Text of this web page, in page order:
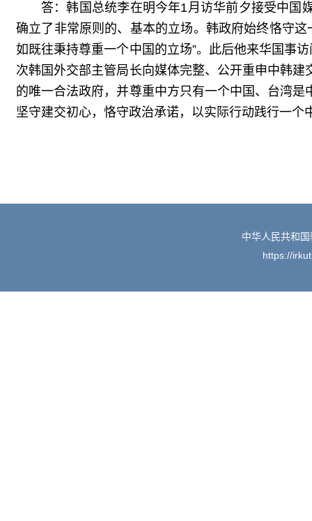
答：韩国总统李在明今年1月访华前夕接受中国
确立了非常原则的、基本的立场。韩政府始终恪守
如既往秉持尊重一个中国的立场”。此后他来华国事
次韩国外交部主管局长向媒体完整、公开重申中韩
的唯一合法政府，并尊重中方只有一个中国、台湾
坚守建交初心，恪守政治承诺，以实际行动践行一个
中华人民共和
https://